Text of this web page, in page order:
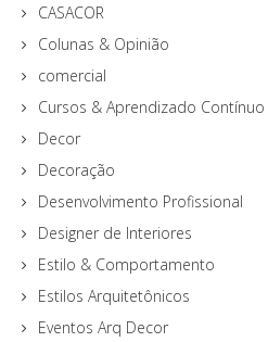
CASACOR
Colunas & Opinião
comercial
Cursos & Aprendizado Contínuo
Decor
Decoração
Desenvolvimento Profissional
Designer de Interiores
Estilo & Comportamento
Estilos Arquitetônicos
Eventos Arq Decor